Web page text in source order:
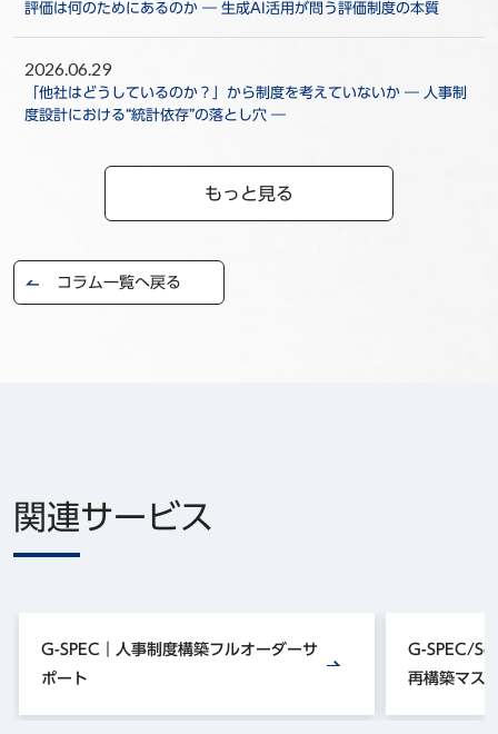
評価は何のためにあるのか ― 生成AI活用が問う評価制度の本質
2026.06.29
「他社はどうしているのか？」から制度を考えていないか ― 人事制
度設計における“統計依存”の落とし穴 ―
もっと見る
コラム一覧へ戻る
関連サービス
G-SPEC｜人事制度構築フルオーダーサ
ポート
G-SPEC/
再構築マス